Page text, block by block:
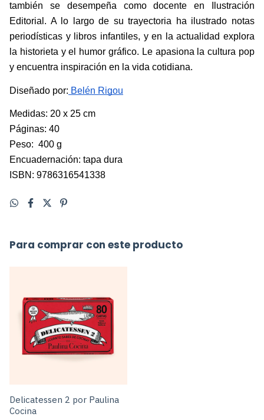
también se desempeña como docente en Ilustración
Editorial. A lo largo de su trayectoria ha ilustrado notas
periodísticas y libros infantiles, y en la actualidad explora
la historieta y el humor gráfico. Le apasiona la cultura pop
y encuentra inspiración en la vida cotidiana.
Diseñado por: Belén Rigou
Medidas: 20 x 25 cm
Páginas: 40
Peso:  400 g
Encuadernación: tapa dura
ISBN: 9786316541338
Para comprar con este producto
Delicatessen 2 por Paulina
Cocina